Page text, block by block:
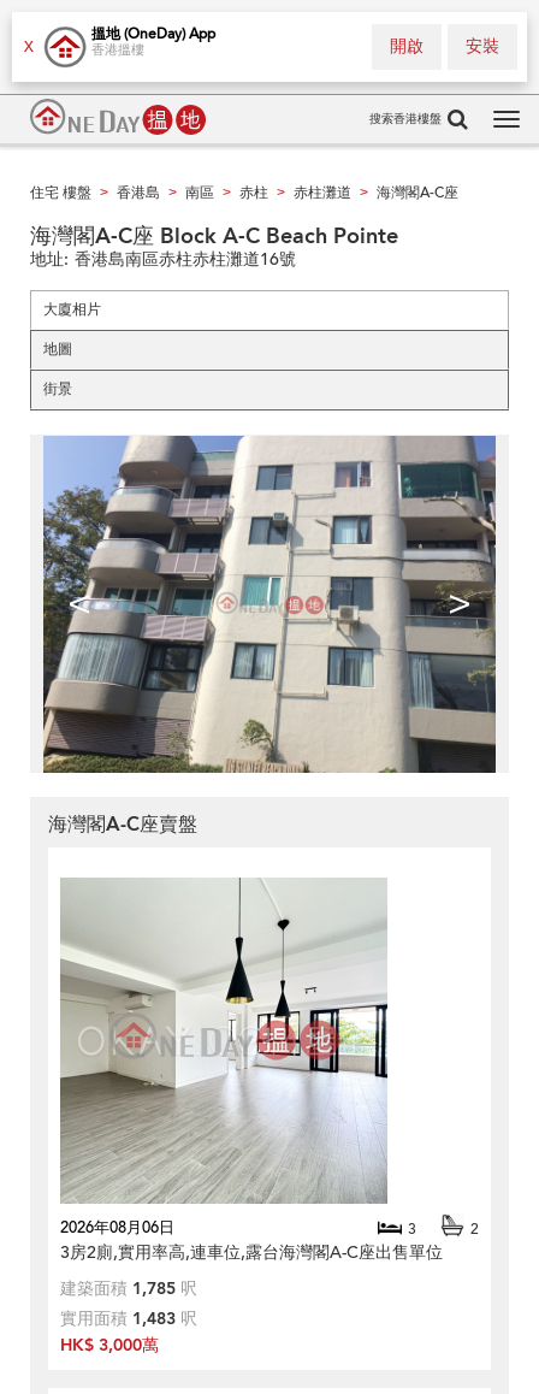
X
搵地 (OneDay) App
香港搵樓 安裝
開啟
搜索香港樓盤
住宅 樓盤 > 香港島 > 南區 > 赤柱 > 赤柱灘道 > 海灣閣A-C座
海灣閣A-C座 Block A-C Beach Pointe
地址: 香港島南區赤柱赤柱灘道16號
大廈相片
地圖
街景
< >
海灣閣A-C座賣盤
2026年08月06日 3 2
3房2廁,實用率高,連車位,露台海灣閣A-C座出售單位
建築面積 1,785 呎
實用面積 1,483 呎
HK$ 3,000萬